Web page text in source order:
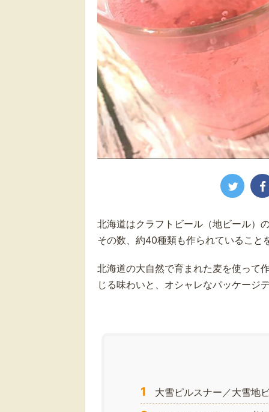
北海道はクラフトビール（地ビール）
その数、約40種類も作られていること
北海道の大自然で育まれた麦を使って
じる味わいと、オシャレなパッケージ
1 大雪ピルスナー／大雪地